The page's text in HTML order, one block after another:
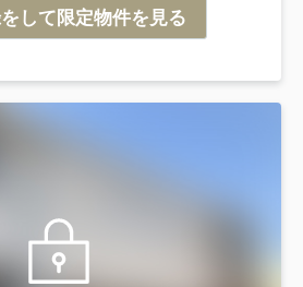
して限定物件を見る